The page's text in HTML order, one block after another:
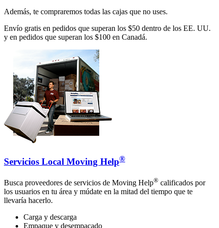
Además, te compraremos todas las cajas que no uses.
Envío gratis en pedidos que superan los $50 dentro de los EE. UU.
y en pedidos que superan los $100 en Canadá.
Servicios Local Moving Help®
Busca proveedores de servicios de Moving Help® calificados por
los usuarios en tu área y múdate en la mitad del tiempo que te
llevaría hacerlo.
Carga y descarga
Empaque y desempacado